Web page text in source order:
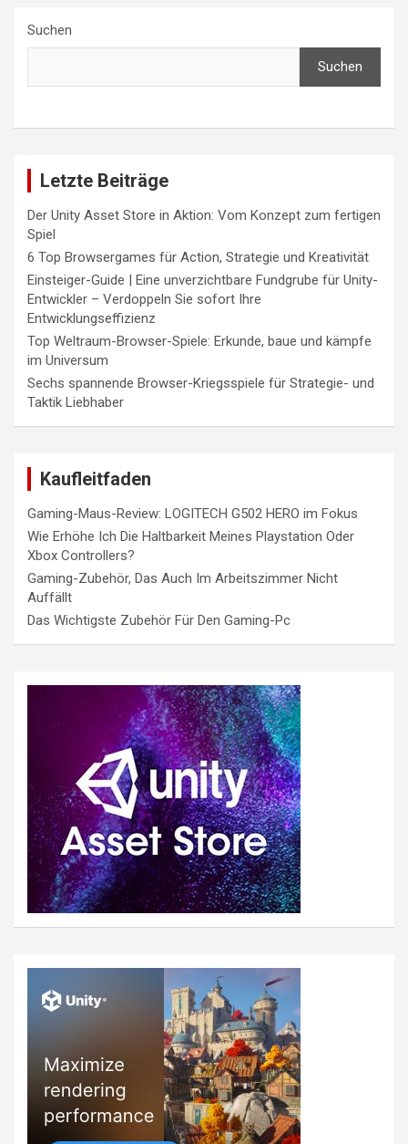
Suchen
Suchen
Letzte Beiträge
Der Unity Asset Store in Aktion: Vom Konzept zum fertigen
Spiel
6 Top Browsergames für Action, Strategie und Kreativität
Einsteiger-Guide | Eine unverzichtbare Fundgrube für Unity-
Entwickler – Verdoppeln Sie sofort Ihre
Entwicklungseffizienz
Top Weltraum-Browser-Spiele: Erkunde, baue und kämpfe
im Universum
Sechs spannende Browser-Kriegsspiele für Strategie- und
Taktik Liebhaber
Kaufleitfaden
Gaming-Maus-Review: LOGITECH G502 HERO im Fokus
Wie Erhöhe Ich Die Haltbarkeit Meines Playstation Oder
Xbox Controllers?
Gaming-Zubehör, Das Auch Im Arbeitszimmer Nicht
Auffällt
Das Wichtigste Zubehör Für Den Gaming-Pc